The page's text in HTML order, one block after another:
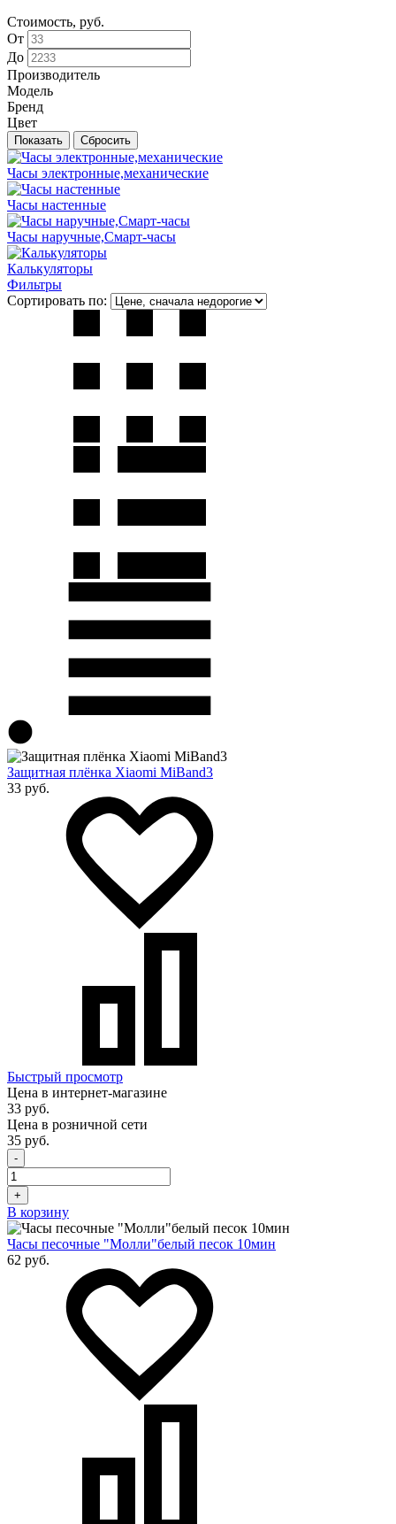
Стоимость, руб.
От
До
Производитель
Модель
Бренд
Цвет
Часы электронные,механические
Часы настенные
Часы наручные,Смарт-часы
Калькуляторы
Фильтры
Сортировать по:
Защитная плёнка Xiaomi MiBand3
33 руб.
Быстрый просмотр
Цена в интернет-магазине
33 руб.
Цена в розничной сети
35 руб.
-
+
В корзину
Часы песочные "Молли"белый песок 10мин
62 руб.